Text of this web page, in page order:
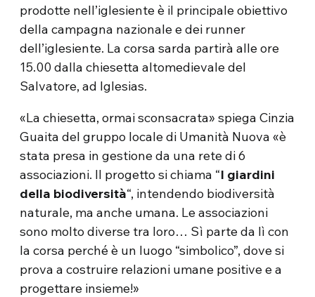
prodotte nell’iglesiente è il principale obiettivo
della campagna nazionale e dei runner
dell’iglesiente. La corsa sarda partirà alle ore
15.00 dalla chiesetta altomedievale del
Salvatore, ad Iglesias.
«La chiesetta, ormai sconsacrata» spiega Cinzia
Guaita del gruppo locale di Umanità Nuova «è
stata presa in gestione da una rete di 6
associazioni. Il progetto si chiama “I giardini
della biodiversità“, intendendo biodiversità
naturale, ma anche umana. Le associazioni
sono molto diverse tra loro… Sì parte da lì con
la corsa perché è un luogo “simbolico”, dove si
prova a costruire relazioni umane positive e a
progettare insieme!»